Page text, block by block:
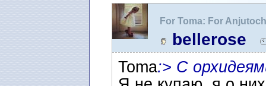
For Toma: For
любителям :)
bellerose
Toma:> С